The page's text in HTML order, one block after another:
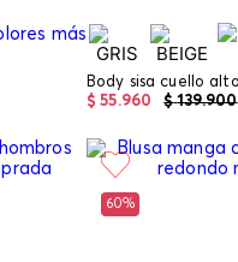
Body sisa cuello
$ 139.900
$ 55.960
60%